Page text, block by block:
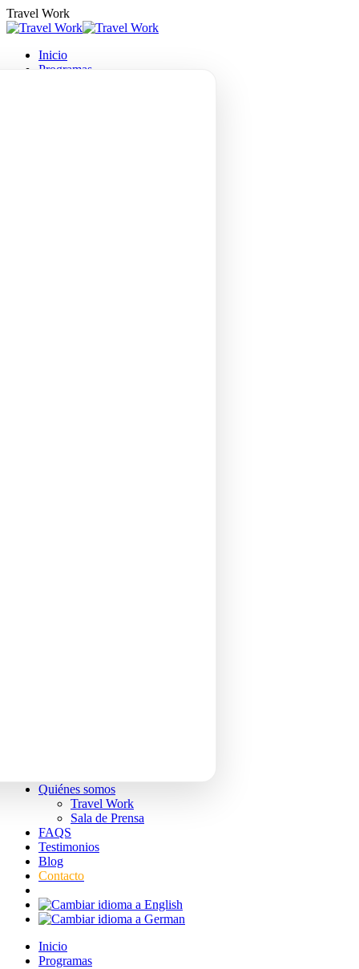
Saltar
al
Travel Work
Inicio
Programas
Quiénes somos
Travel Work
Sala de Prensa
FAQS
Testimonios
Blog
Contacto
Inicio
Programas